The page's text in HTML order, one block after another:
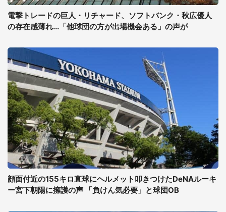
電撃トレードの巨人・リチャード、ソフトバンク・秋広優人
の存在感薄れ...「他球団の方が出場機会ある」の声が
顔面付近の155キロ直球にヘルメット叩きつけたDeNAルーキ
ー宮下朝陽に擁護の声 「負けん気必要」と球団OB